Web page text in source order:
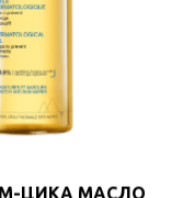
ЦИКА МАСЛО